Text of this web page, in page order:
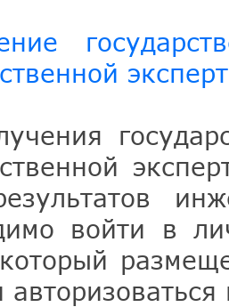
войти в